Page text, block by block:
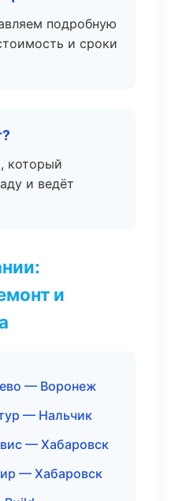
подробную
и сроки
который
и ведёт
и
— Воронеж
— Нальчик
— Хабаровск
— Хабаровск